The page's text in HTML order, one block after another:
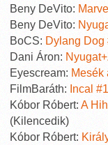
Beny DeVito:
Beny DeVito:
BoCS: Dylang Dog
Dani Áron:
Eyescream: Mesék
FilmBaráth: Incal #1
Kóbor Róbert: A
(Kilencedik)
Kóbor Róbert: